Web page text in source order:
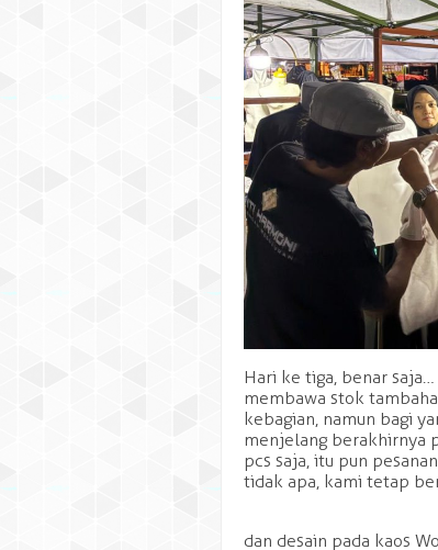
Hari ke tiga, benar
membawa stok
kebagian, namun bagi
menjelang berakhirnya
pcs saja, itu pun
tidak apa, kami tetap
dan desain pada kaos